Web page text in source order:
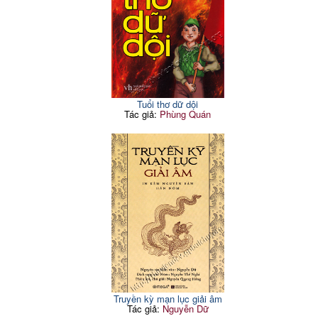
Tuổi thơ dữ dội
Tác giả: Phùng Quán
Truyền kỳ mạn lục giải âm
Tác giả: Nguyễn Dữ